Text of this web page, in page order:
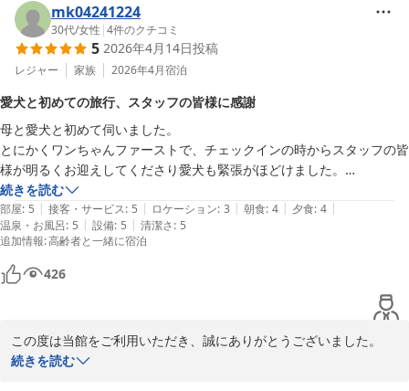
も楽しい時間を共有させていただきました！
人懐っこく可愛らしいご様子に、私どもも心癒されるひとときでご
ざいました＾＾
しく思います。
スタッフ一同、ワンちゃんへの愛情を大切にしながら、皆さまに心
地よくお過ごしいただけるよう努めておりますので、このようなお
声を頂戴できることは何よりの励みでございます。
これからも皆さまと大切なご家族であるワンちゃんに、安心して楽
しくお過ごしいただける宿を目指してまいります。
ぜひまたKくんとご一緒にお越しくださいませ。
改めまして、この度は当館にご宿泊いただき、誠にありがとうござ
またの「おかえり」を心よりお待ちしております。
愛犬お宿 伊豆高原
mk04241224
30代/女性 |4件のクチコミ
5 2026年4月14日投稿
レジャー 家族 2026年4月宿泊
愛犬と初めての旅行、スタッフの皆様に感謝
母と愛犬と初めて伺いました。
とにかくワンちゃんファーストで、チェックインの時からスタッフの皆
様が明るくお迎えしてくださり愛犬も緊張がほどけました。
積極的に愛犬に話しかけてくださったりコミュニケーションをとってく
れました。
犬のアメニティは犬用の作務衣や、マナーウェア、飲水など一通り揃っ
ており助かりました。
1階のラウンジではドリンク飲み放題で、とてもありがたかったです。
ぐり茶が美味しく、何度も飲みました。
ワインやビールなどアルコールをいただけるのも嬉しかったです。
カラオケ、岩盤浴も利用しましたが愛犬と一緒に楽しめるところが素敵
でした。
カラオケルームの広さには驚きでした！
続きを読む
部屋: 5 | 接客・サービス: 5 | ロケーション: 3 | 朝食: 4 | 夕食: 4 |
温泉・お風呂: 5 | 設備: 5 | 清潔さ: 5
追加情報:高齢者と一緒に宿泊
426
この度は当館をご利用いただき、誠にありがとうございました。
続きを読む